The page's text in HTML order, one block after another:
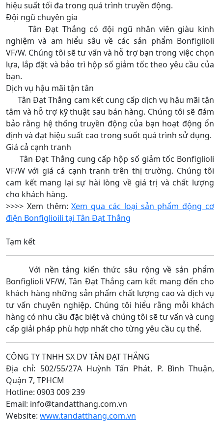
hiệu suất tối đa trong quá trình truyền động.
Đội ngũ chuyên gia
Tân Đạt Thắng có đội ngũ nhân viên giàu kinh
nghiệm và am hiểu sâu về các sản phẩm Bonfiglioli
VF/W. Chúng tôi sẽ tư vấn và hỗ trợ bạn trong việc chọn
lựa, lắp đặt và bảo trì hộp số giảm tốc theo yêu cầu của
bạn.
Dịch vụ hậu mãi tận tân
Tân Đạt Thắng cam kết cung cấp dịch vụ hậu mãi tận
tâm và hỗ trợ kỹ thuật sau bán hàng. Chúng tôi sẽ đảm
bảo rằng hệ thống truyền động của bạn hoạt động ổn
định và đạt hiệu suất cao trong suốt quá trình sử dụng.
Giá cả cạnh tranh
Tân Đạt Thắng cung cấp hộp số giảm tốc Bonfiglioli
VF/W với giá cả cạnh tranh trên thị trường. Chúng tôi
cam kết mang lại sự hài lòng về giá trị và chất lượng
cho khách hàng.
>>>> Xem thêm:Xem qua các loại sản phẩm động cơ
điện Bonfiglioili tại Tân Đạt Thắng
Tạm kết
Với nền tảng kiến thức sâu rộng về sản phẩm
Bonfiglioli VF/W, Tân Đạt Thắng cam kết mang đến cho
khách hàng những sản phẩm chất lượng cao và dịch vụ
tư vấn chuyên nghiệp. Chúng tôi hiểu rằng mỗi khách
hàng có nhu cầu đặc biệt và chúng tôi sẽ tư vấn và cung
cấp giải pháp phù hợp nhất cho từng yêu cầu cụ thể.
CÔNG TY TNHH SX DV TÂN ĐẠT THẮNG
Địa chỉ: 502/55/27A Huỳnh Tấn Phát, P. Bình Thuận,
Quận 7, TPHCM
Hotline: 0903 009 239
Email: info@tandatthang.com.vn
Website: www.tandatthang.com.vn